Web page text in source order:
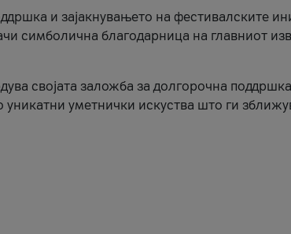
и зајакнувањето на фестивалските
симболична благодарница на главниот
својата заложба за долгорочна
уметнички искуства што ги